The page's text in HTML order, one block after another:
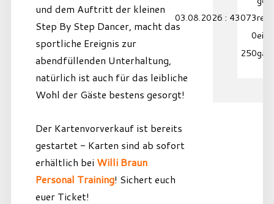
und dem Auftritt der kleinen
Step By Step Dancer, macht das
sportliche Ereignis zur
abendfüllenden Unterhaltung,
natürlich ist auch für das leibliche
Wohl der Gäste bestens gesorgt!
Der Kartenvorverkauf ist bereits
gestartet - Karten sind ab sofort
erhältlich bei Willi Braun
Personal Training! Sichert euch
euer Ticket!
03.08.2026 : 43073
0
250